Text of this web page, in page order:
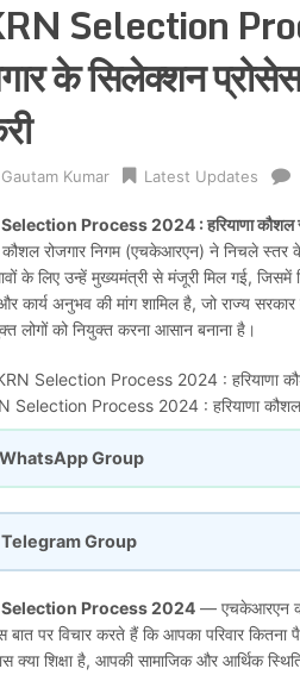
Selection
के सिलेक्शन
Gautam Kumar Latest Updates
Process 2024 : हरियाणा कौशल
कौशल रोजगार निगम (एचकेआरएन) ने निचले स्तर
के लिए उन्हें मुख्यमंत्री से मंजूरी मिल गई,
कार्य अनुभव की मांग शामिल है, जो राज्य
लोगों को नियुक्त करना आसान बनाना है।
Selection Process 2024 : हरियाणा कौशल
WhatsApp Group
Telegram Group
Selection Process 2024 — एचकेआरएन की
बात पर विचार करते हैं कि आपका परिवार
क्या शिक्षा है, आपकी सामाजिक और आर्थिक